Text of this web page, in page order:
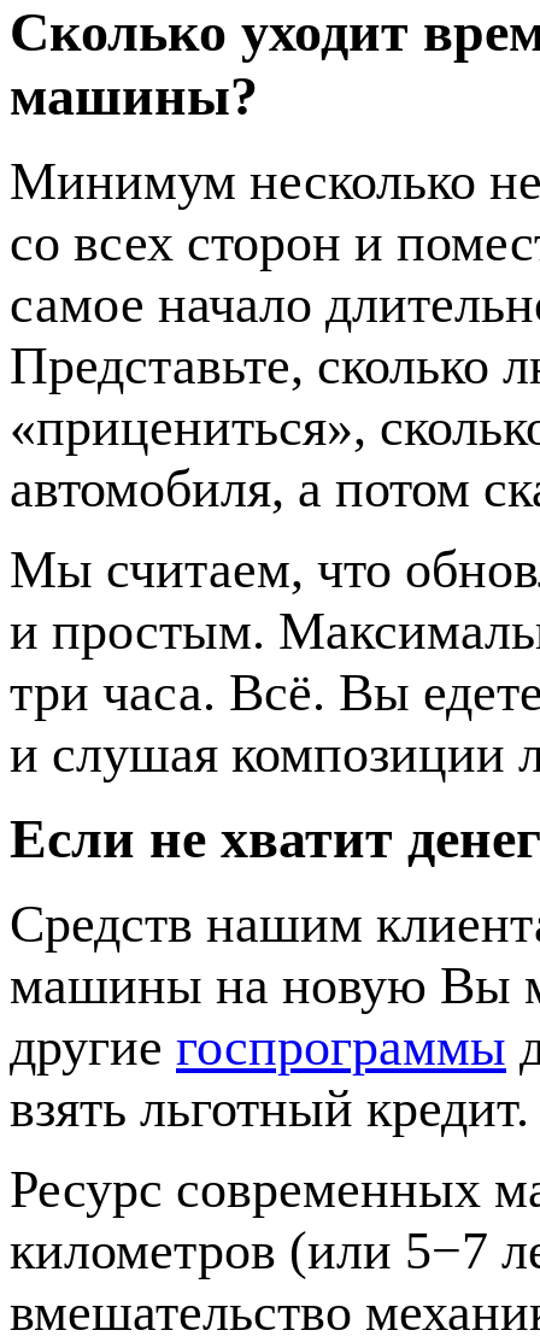
Сколько уходит
машины?
Минимум несколько
со всех сторон и
самое начало
Представьте, сколько
«прицениться»,
автомобиля, а потом
Мы считаем, что
и простым.
три часа. Всё. Вы
и слушая композиции
Если не хватит
Средств нашим
машины на новую Вы
другие госпрограммы
взять льготный кредит.
Ресурс современных
километров (или 5−7
вмешательство